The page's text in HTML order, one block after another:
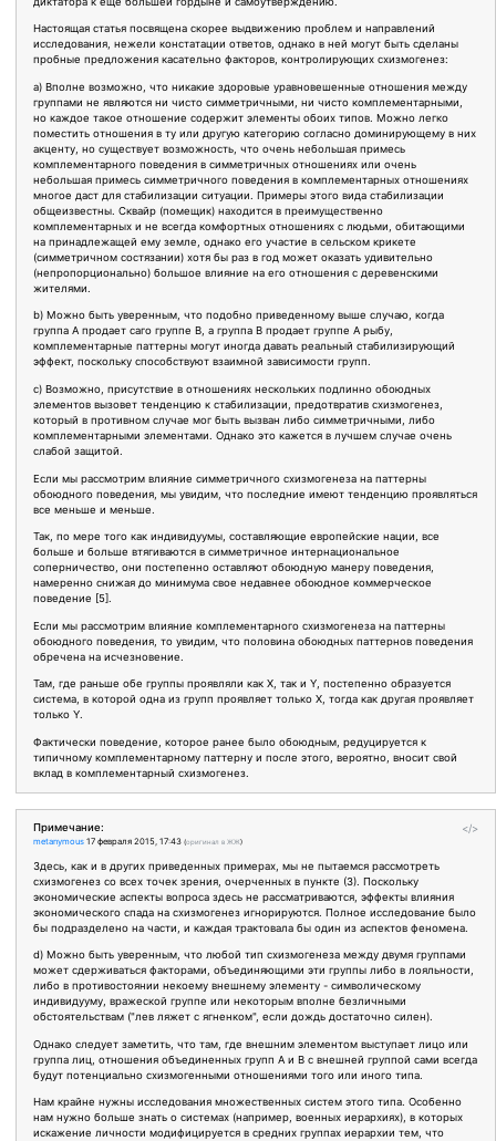
Настоящая статья посвящена скорее выдвижению проблем и направлений
исследования, нежели констатации ответов, однако в ней могут быть сделаны
пробные предложения касательно факторов, контролирующих схизмогенез:
a) Вполне возможно, что никакие здоровые уравновешенные отношения между
группами не являются ни чисто симметричными, ни чисто комплементарными,
но каждое такое отношение содержит элементы обоих типов. Можно легко
поместить отношения в ту или другую категорию согласно доминирующему в них
акценту, но существует возможность, что очень небольшая примесь
комплементарного поведения в симметричных отношениях или очень
небольшая примесь симметричного поведения в комплементарных отношениях
многое даст для стабилизации ситуации. Примеры этого вида стабилизации
общеизвестны. Сквайр (помещик) находится в преимущественно
комплементарных и не всегда комфортных отношениях с людьми, обитающими
на принадлежащей ему земле, однако его участие в сельском крикете
(симметричном состязании) хотя бы раз в год может оказать удивительно
(непропорционально) большое влияние на его отношения с деревенскими
жителями.
b) Можно быть уверенным, что подобно приведенному выше случаю, когда
группа А продает саго группе В, а группа В продает группе А рыбу,
комплементарные паттерны могут иногда давать реальный стабилизирующий
эффект, поскольку способствуют взаимной зависимости групп.
c) Возможно, присутствие в отношениях нескольких подлинно обоюдных
элементов вызовет тенденцию к стабилизации, предотвратив схизмогенез,
который в противном случае мог быть вызван либо симметричными, либо
комплементарными элементами. Однако это кажется в лучшем случае очень
слабой защитой.
Если мы рассмотрим влияние симметричного схизмогенеза на паттерны
обоюдного поведения, мы увидим, что последние имеют тенденцию проявляться
все меньше и меньше.
Так, по мере того как индивидуумы, составляющие европейские нации, все
больше и больше втягиваются в симметричное интернациональное
соперничество, они постепенно оставляют обоюдную манеру поведения,
намеренно снижая до минимума свое недавнее обоюдное коммерческое
поведение [5].
Если мы рассмотрим влияние комплементарного схизмогенеза на паттерны
обоюдного поведения, то увидим, что половина обоюдных паттернов поведения
обречена на исчезновение.
Там, где раньше обе группы проявляли как Х, так и Y, постепенно образуется
система, в которой одна из групп проявляет только X, тогда как другая проявляет
только Y.
Фактически поведение, которое ранее было обоюдным, редуцируется к
типичному комплементарному паттерну и после этого, вероятно, вносит свой
вклад в комплементарный схизмогенез.
</>
Примечание:
metanymous 17 февраля 2015, 17:43 (оригинал в ЖЖ)
Здесь, как и в других приведенных примерах, мы не пытаемся рассмотреть
схизмогенез со всех точек зрения, очерченных в пункте (3). Поскольку
экономические аспекты вопроса здесь не рассматриваются, эффекты влияния
экономического спада на схизмогенез игнорируются. Полное исследование было
бы подразделено на части, и каждая трактовала бы один из аспектов феномена.
d) Можно быть уверенным, что любой тип схизмогенеза между двумя группами
может сдерживаться факторами, объединяющими эти группы либо в лояльности,
либо в противостоянии некоему внешнему элементу - символическому
индивидууму, вражеской группе или некоторым вполне безличными
обстоятельствам ("лев ляжет с ягненком", если дождь достаточно силен).
Однако следует заметить, что там, где внешним элементом выступает лицо или
группа лиц, отношения объединенных групп А и В с внешней группой сами всегда
будут потенциально схизмогенными отношениями того или иного типа.
Нам крайне нужны исследования множественных систем этого типа. Особенно
нам нужно больше знать о системах (например, военных иерархиях), в которых
искажение личности модифицируется в средних группах иерархии тем, что